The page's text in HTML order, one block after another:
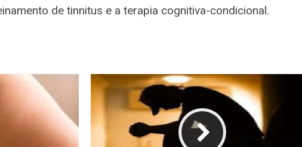
de tinnitus e a terapia cognitiva-condicional.